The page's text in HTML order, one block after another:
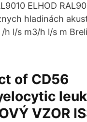
ELHOD
hladinách
h l/s m3/h l/s m
of CD56
VZOR